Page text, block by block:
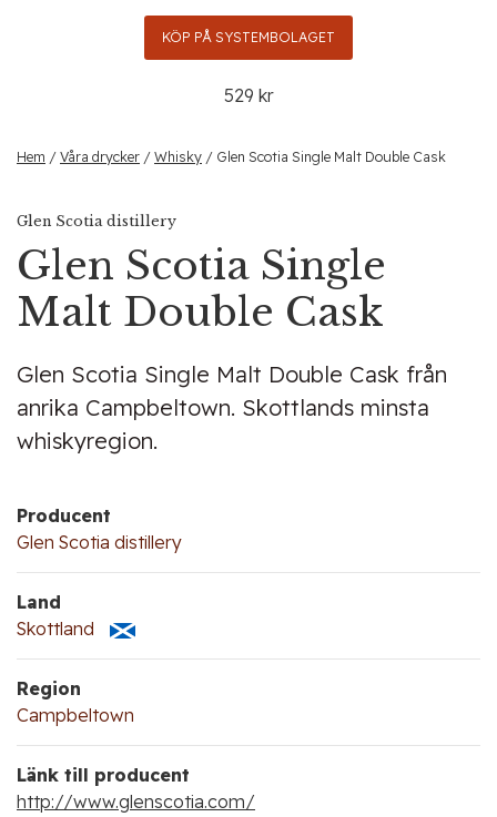
KÖP PÅ SYSTEMBOLAGET
529 kr
Hem / Våra drycker / Whisky / Glen Scotia Single Malt Double Cask
Glen Scotia distillery
Glen Scotia Single
Malt Double Cask
Glen Scotia Single Malt Double Cask från
anrika Campbeltown. Skottlands minsta
whiskyregion.
Producent
Glen Scotia distillery
Land
Skottland
Region
Campbeltown
Länk till producent
http://www.glenscotia.com/